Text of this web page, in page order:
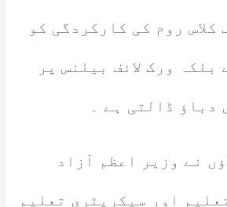
کلاس روم کی کارکردگی کو
بلکہ ورک لائف بیلنس پر
دباؤ ڈالتی ہے ۔
نے وزیر اعظم آزاد
اور سیکریٹری تعلیم